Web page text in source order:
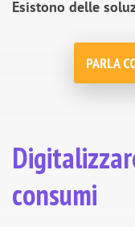
Esistono delle
PARLA
consumi